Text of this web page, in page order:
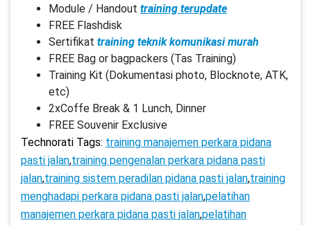
Module / Handout training terupdate
FREE Flashdisk
Sertifikat training teknik komunikasi murah
FREE Bag or bagpackers (Tas Training)
Training Kit (Dokumentasi photo, Blocknote, ATK,
etc)
2xCoffe Break & 1 Lunch, Dinner
FREE Souvenir Exclusive
Technorati Tags: training manajemen perkara pidana
pasti jalan,training pengenalan perkara pidana pasti
jalan,training sistem peradilan pidana pasti jalan,training
menghadapi perkara pidana pasti jalan,pelatihan
manajemen perkara pidana pasti jalan,pelatihan